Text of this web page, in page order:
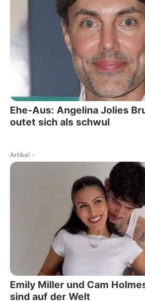
Ehe-Aus: Angelina Jolies
outet sich als schwul
Artikel -
Emily Miller und Cam
sind auf der Welt